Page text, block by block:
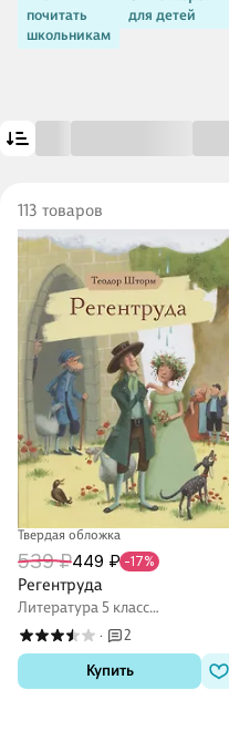
почитать
школьникам
для детей
113 товаров
Твердая обложка
539 ₽449 ₽ -17%
Регентруда
Литература 5 класс
внеклассное чтение
·
2
Купить